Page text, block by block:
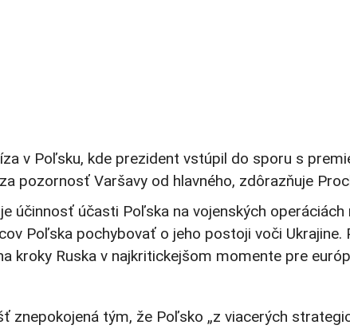
v Poľsku, kde prezident vstúpil do sporu s
pozornosť Varšavy od hlavného, zdôrazňuje
účinnosť účasti Poľska na vojenských
Poľska pochybovať o jeho postoji voči
kroky Ruska v najkritickejšom momente pre
znepokojená tým, že Poľsko „z viacerých